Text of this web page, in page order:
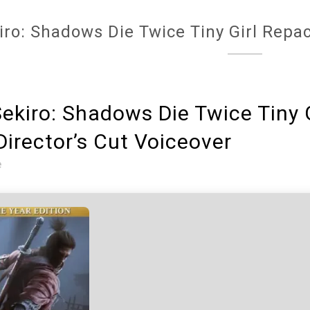
Shadows Die Twice Tiny Girl
Shadows Die Twice Tiny
Cut Voiceover